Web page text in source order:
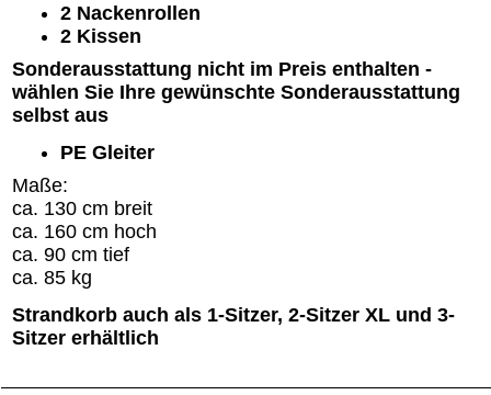
2 Nackenrollen
2 Kissen
Sonderausstattung nicht im Preis enthalten -
wählen Sie Ihre gewünschte Sonderausstattung
selbst aus
PE Gleiter
Maße:
ca. 130 cm breit
ca. 160 cm hoch
ca. 90 cm tief
ca. 85 kg
Strandkorb auch als 1-Sitzer, 2-Sitzer XL und 3-
Sitzer erhältlich